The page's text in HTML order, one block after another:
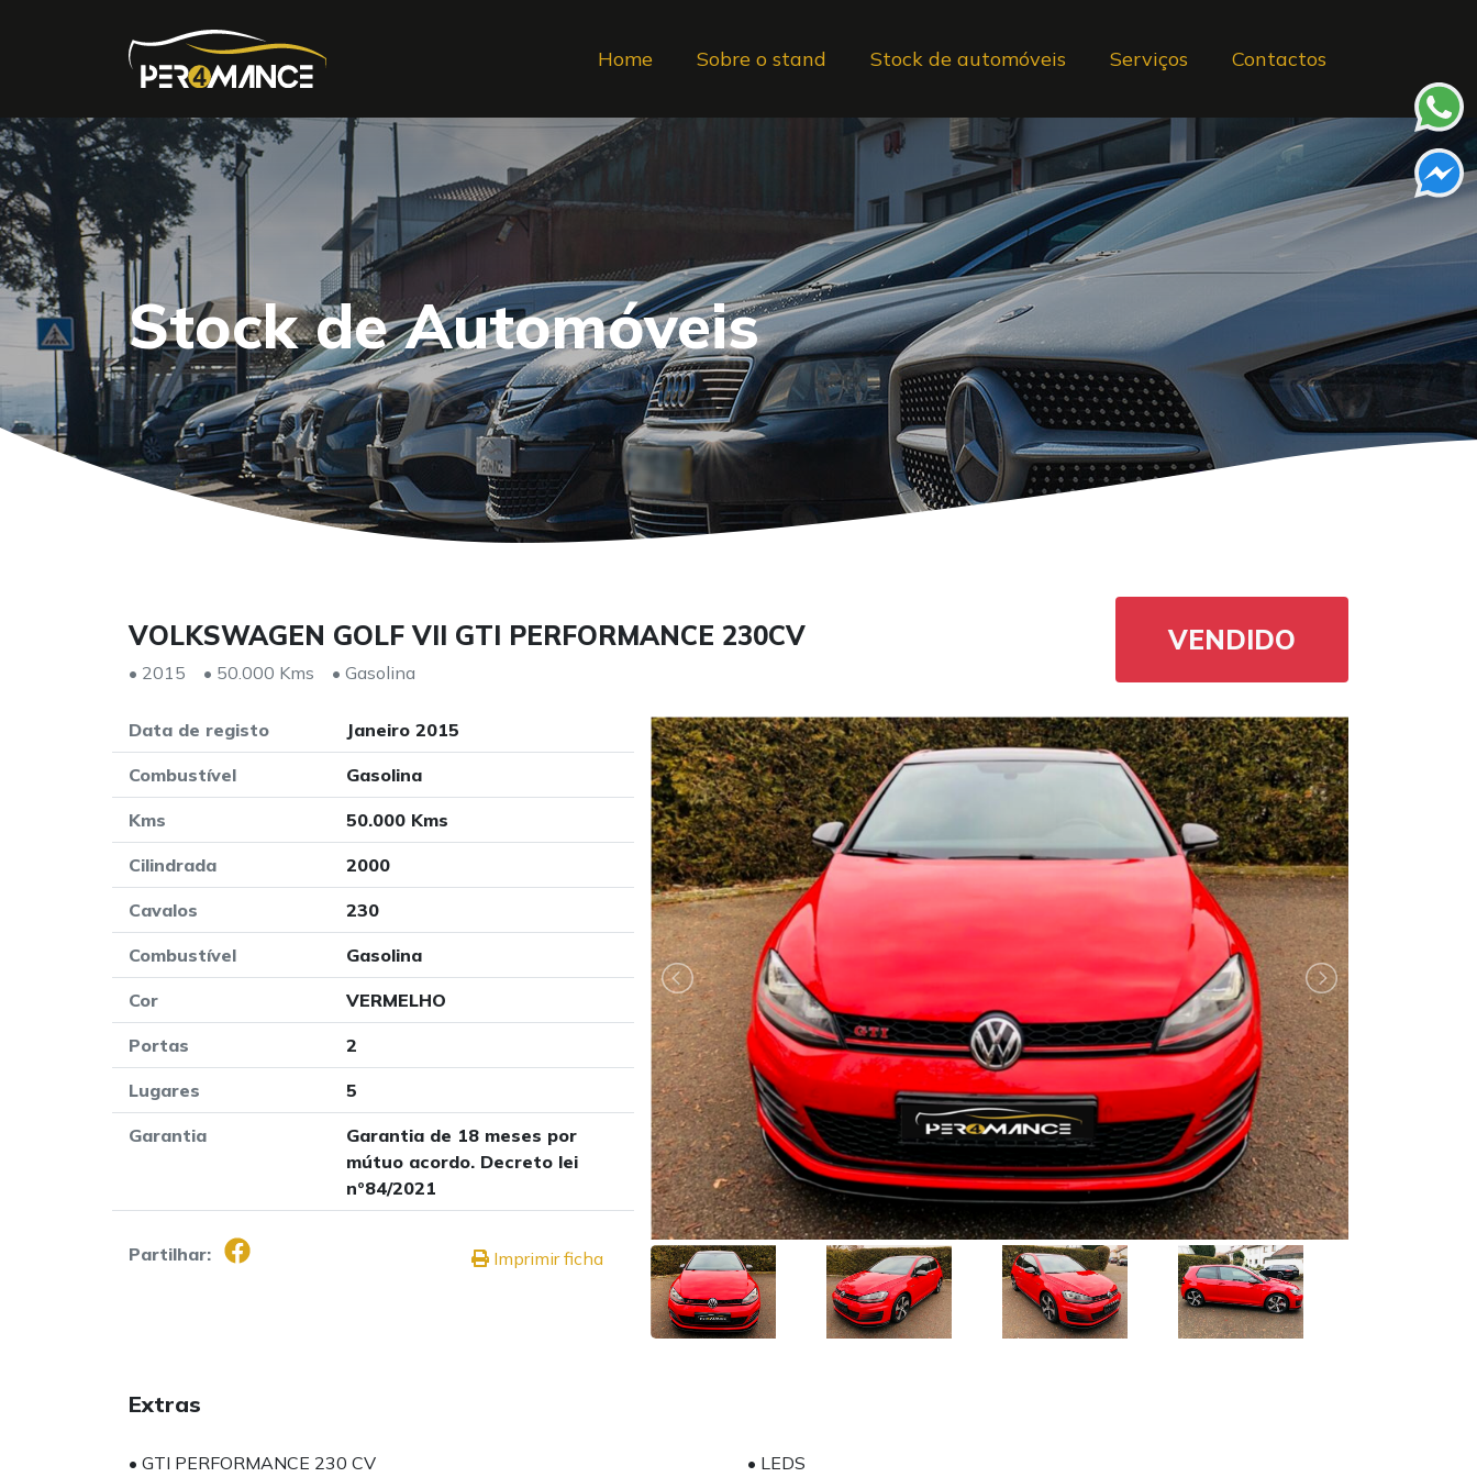
Home Sobre o stand Stock de automóveis Serviços Contactos
Stock de Automóveis
VOLKSWAGEN GOLF VII GTI PERFORMANCE 230CV
• 2015 • 50.000 Kms • Gasolina
VENDIDO
Data de registo Janeiro 2015
Combustível Gasolina
Kms 50.000 Kms
Cilindrada 2000
Cavalos 230
Combustível Gasolina
Cor VERMELHO
Portas 2
Lugares 5
Garantia
Garantia de 18 meses por
mútuo acordo. Decreto lei
nº84/2021
Partilhar: Imprimir ficha
Extras
• GTI PERFORMANCE 230 CV • LEDS